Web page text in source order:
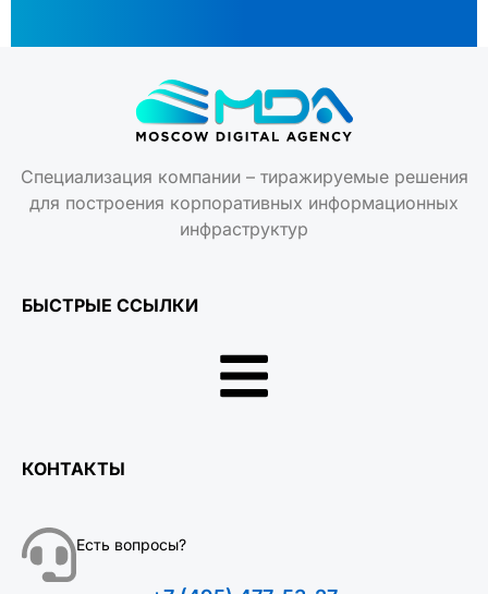
Специализация компании – тиражируемые решения
для построения корпоративных информационных
инфраструктур
БЫСТРЫЕ ССЫЛКИ
КОНТАКТЫ
Есть вопросы?